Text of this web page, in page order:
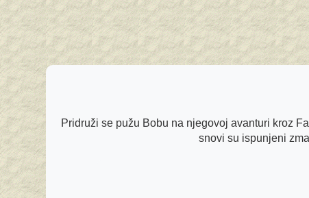
Pridruži se pužu Bobu na njegovoj avanturi kroz
snovi su ispunjeni